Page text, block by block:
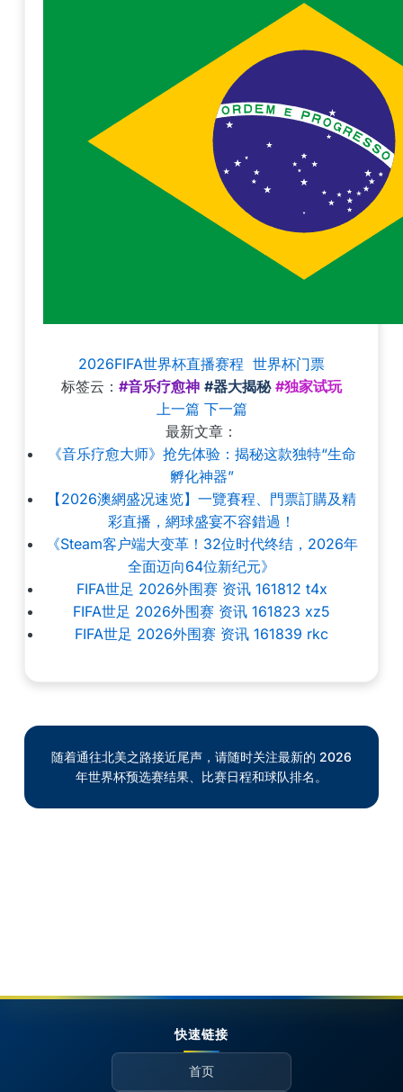
2026FIFA世界杯直播赛程 世界杯门票
标签云： #音乐疗愈神 #器大揭秘 #独家试玩
上一篇 下一篇
最新文章：
《音乐疗愈大师》抢先体验：揭秘这款独特“生命
孵化神器”
【2026澳網盛况速览】一覽賽程、門票訂購及精
彩直播，網球盛宴不容錯過！
《Steam客户端大变革！32位时代终结，2026年
全面迈向64位新纪元》
FIFA世足 2026外围赛 资讯 161812 t4x
FIFA世足 2026外围赛 资讯 161823 xz5
FIFA世足 2026外围赛 资讯 161839 rkc
随着通往北美之路接近尾声，请随时关注最新的 2026
年世界杯预选赛结果、比赛日程和球队排名。
快速链接
首页